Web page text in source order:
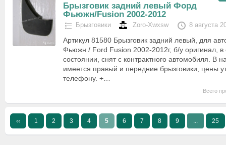
Брызговик задний левый Форд
Фьюжн/Fusion 2002-2012
Брызговики Zoro-Xwxsw 8 августа
Артикул 81580 Брызговик задний левый, для
Фьюжн / Ford Fusion 2002-2012г, б/у оригинал, в
состоянии, снят с контрактного автомобиля. В
имеется правый и передние брызговики, цены
телефону. +…
Всего
‹‹ 1 2 3 4 5 6 7 8 9 25